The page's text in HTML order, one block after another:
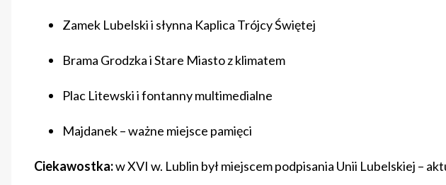
Zamek Lubelski i słynna Kaplica Trójcy Świętej
Brama Grodzka i Stare Miasto z klimatem
Plac Litewski i fontanny multimedialne
Majdanek – ważne miejsce pamięci
Ciekawostka:w XVI w. Lublin był miejscem podpisania Unii Lubelskiej –